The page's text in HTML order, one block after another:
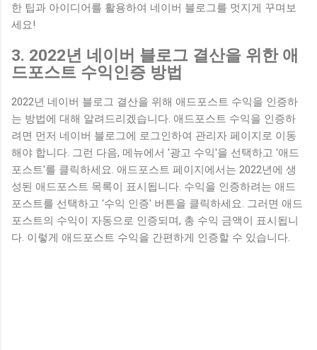
한 팁과 아이디어를 활용하여 네이버 블로그를 멋지게 꾸며보
세요!
3. 2022년 네이버 블로그 결산을 위한 애
드포스트 수익인증 방법
2022년 네이버 블로그 결산을 위해 애드포스트 수익을 인증하
는 방법에 대해 알려드리겠습니다. 애드포스트 수익을 인증하
려면 먼저 네이버 블로그에 로그인하여 관리자 페이지로 이동
해야 합니다. 그런 다음, 메뉴에서 '광고 수익'을 선택하고 '애드
포스트'를 클릭하세요. 애드포스트 페이지에서는 2022년에 생
성된 애드포스트 목록이 표시됩니다. 수익을 인증하려는 애드
포스트를 선택하고 '수익 인증' 버튼을 클릭하세요. 그러면 애드
포스트의 수익이 자동으로 인증되며, 총 수익 금액이 표시됩니
다. 이렇게 애드포스트 수익을 간편하게 인증할 수 있습니다.